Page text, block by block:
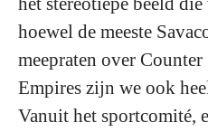
hoewel de meeste
meepraten over
Empires zijn we ook
Vanuit het sportcomité,